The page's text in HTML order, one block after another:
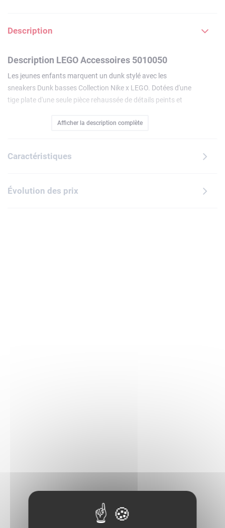
Description
Description LEGO Accessoires 5010050
Les jeunes enfants marquent un dunk stylé avec les
sneakers Dunk basses Collection Nike x LEGO. Dotées d'une
tige plate d'une seule pièce rehaussée de détails peints et
modèle jaune lumineux encourage les garçons et les filles à
sneakers orné d'un écusson LEGO cousu sur la languette et
de sport à afficher leur passion pour cette collab'.
Afficher la description complète
Caractéristiques
Évolution des prix